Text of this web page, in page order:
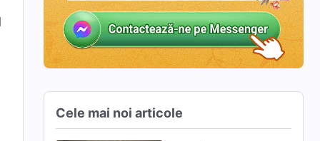
Cele mai noi articole